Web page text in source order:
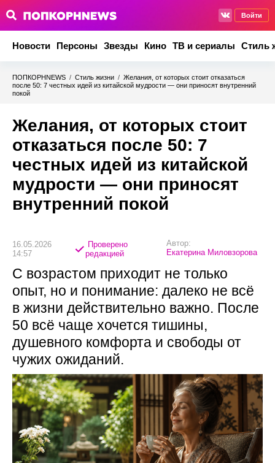
Войти
Новости Персоны Звезды Кино ТВ и сериалы Стиль
ПОПКОРНNEWS / Стиль жизни / Желания, от которых стоит отказаться
после 50: 7 честных идей из китайской мудрости — они приносят внутренний
покой
Желания, от которых стоит
отказаться после 50: 7
честных идей из китайской
мудрости — они приносят
внутренний покой
16.05.2026
14:57
Проверено
редакцией
Автор:
Екатерина Миловзорова
С возрастом приходит не только
опыт, но и понимание: далеко не всё
в жизни действительно важно. После
50 всё чаще хочется тишины,
душевного комфорта и свободы от
чужих ожиданий.